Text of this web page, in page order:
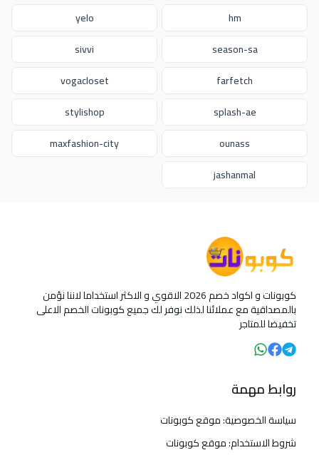
hm
yelo
season-sa
sivvi
farfetch
vogacloset
splash-ae
stylishop
ounass
maxfashion-city
jashanmal
كوبونات و اكواد خصم 2026 الاقوي و الاكثر استخداما لاننا نؤمن
بالمصداقية مع عملائنا لذلك نوفر لك جميع كوبونات الخصم الاعلى
تخفيضا للمتاجر
روابط مهمة
سياسة الخصوصية: موقع كوبونات
شروط الاستخدام: موقع كوبونات